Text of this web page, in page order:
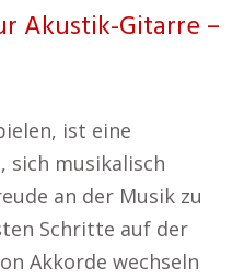
Akustik-Gitarre –
ist eine
sich musikalisch
an der Musik zu
Schritte auf der
Akkorde wechseln